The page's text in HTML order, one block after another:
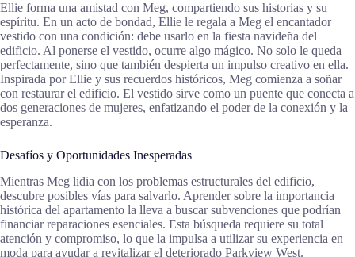
Ellie forma una amistad con Meg, compartiendo sus historias y su
espíritu. En un acto de bondad, Ellie le regala a Meg el encantador
vestido con una condición: debe usarlo en la fiesta navideña del
edificio. Al ponerse el vestido, ocurre algo mágico. No solo le queda
perfectamente, sino que también despierta un impulso creativo en ella.
Inspirada por Ellie y sus recuerdos históricos, Meg comienza a soñar
con restaurar el edificio. El vestido sirve como un puente que conecta a
dos generaciones de mujeres, enfatizando el poder de la conexión y la
esperanza.
Desafíos y Oportunidades Inesperadas
Mientras Meg lidia con los problemas estructurales del edificio,
descubre posibles vías para salvarlo. Aprender sobre la importancia
histórica del apartamento la lleva a buscar subvenciones que podrían
financiar reparaciones esenciales. Esta búsqueda requiere su total
atención y compromiso, lo que la impulsa a utilizar su experiencia en
moda para ayudar a revitalizar el deteriorado Parkview West.